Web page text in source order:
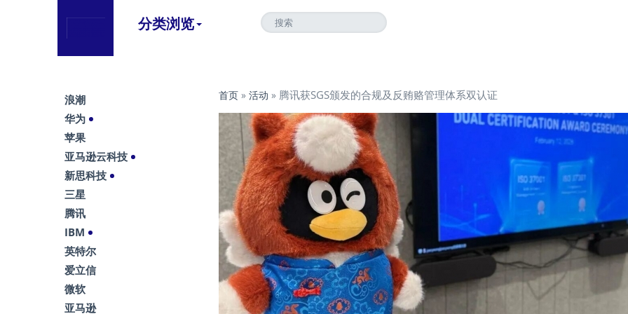
分类浏览
首页 » 活动 » 腾讯获SGS颁发的合规及反贿赂管理体系双认证
浪潮
华为
苹果
亚马逊云科技
新思科技
三星
腾讯
IBM
英特尔
爱立信
微软
亚马逊